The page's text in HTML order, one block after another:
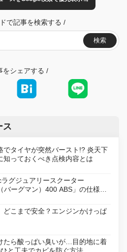
で記事を検索する /
検索
をシェアする /
ス
でタイヤが突然バースト!? 炎天下
知っておくべき点検内容とは
グジュアリースクーター
バーグマン）400 ABS」の仕様を
に発売
どこまで安全？エンジンかけっぱ
たら酸っぱい臭いが…目的地に着